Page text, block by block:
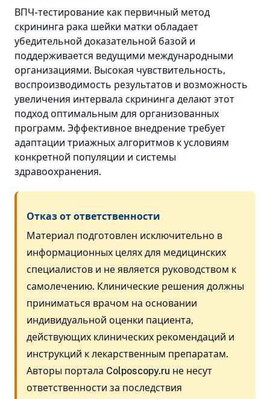
ВПЧ-тестирование как первичный метод
скрининга рака шейки матки обладает
убедительной доказательной базой и
поддерживается ведущими международными
организациями. Высокая чувствительность,
воспроизводимость результатов и возможность
увеличения интервала скрининга делают этот
подход оптимальным для организованных
программ. Эффективное внедрение требует
адаптации триажных алгоритмов к условиям
конкретной популяции и системы
здравоохранения.
Отказ от ответственности
Материал подготовлен исключительно в
информационных целях для медицинских
специалистов и не является руководством к
самолечению. Клинические решения должны
приниматься врачом на основании
индивидуальной оценки пациента,
действующих клинических рекомендаций и
инструкций к лекарственным препаратам.
Авторы портала Colposcopy.ru не несут
ответственности за последствия